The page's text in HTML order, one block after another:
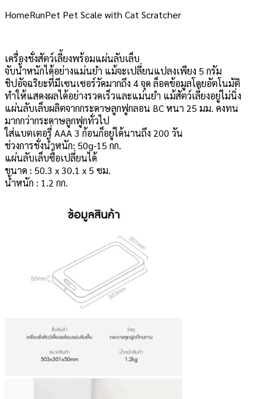
HomeRunPet Pet Scale with Cat Scratcher
เครื่องชั่งสัตว์เลี้ยงพร้อมแผ่นลับเล็บ
จับน้ำหนักได้อย่างแม่นยำ แม้จะเปลี่ยนแปลงเพียง 5 กรัม
ชิปอัจฉริยะที่มีเซนเซอร์วัดมากถึง 4 จุด ล็อคข้อมูลโดยอัตโนมัติ
ทำให้แสดงผลได้อย่างรวดเร็วและแม่นยำ แม้สัตว์เลี้ยงอยู่ไม่นิ่ง
แผ่นลับเล็บผลิตจากกระดาษลูกฟูกลอน BC หนา 25 มม. คงทน
มากกว่ากระดาษลูกฟูกทั่วไป
ใส่แบตเตอรี่ AAA 3 ก้อนก็อยู่ได้นานถึง 200 วัน
ช่วงการชั่งน้ำหนัก: 50g-15 กก.
แผ่นลับเล็บซื้อเปลี่ยนได้
ขนาด : 50.3 x 30.1 x 5 ซม.
น้ำหนัก : 1.2 กก.